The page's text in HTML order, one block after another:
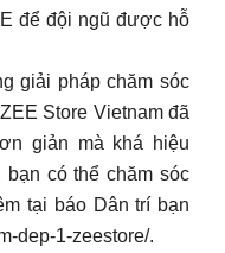
để đội ngũ được hỗ
giải pháp chăm sóc
Store Vietnam đã
giản mà khá hiệu
có thể chăm sóc
tại báo Dân trí bạn
dep-1-zeestore/.